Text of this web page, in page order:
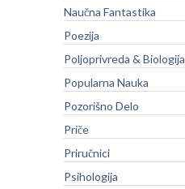
Naučna Fantastika
Poezija
Poljoprivreda & Biologija
Popularna Nauka
Pozorišno Delo
Priče
Priručnici
Psihologija